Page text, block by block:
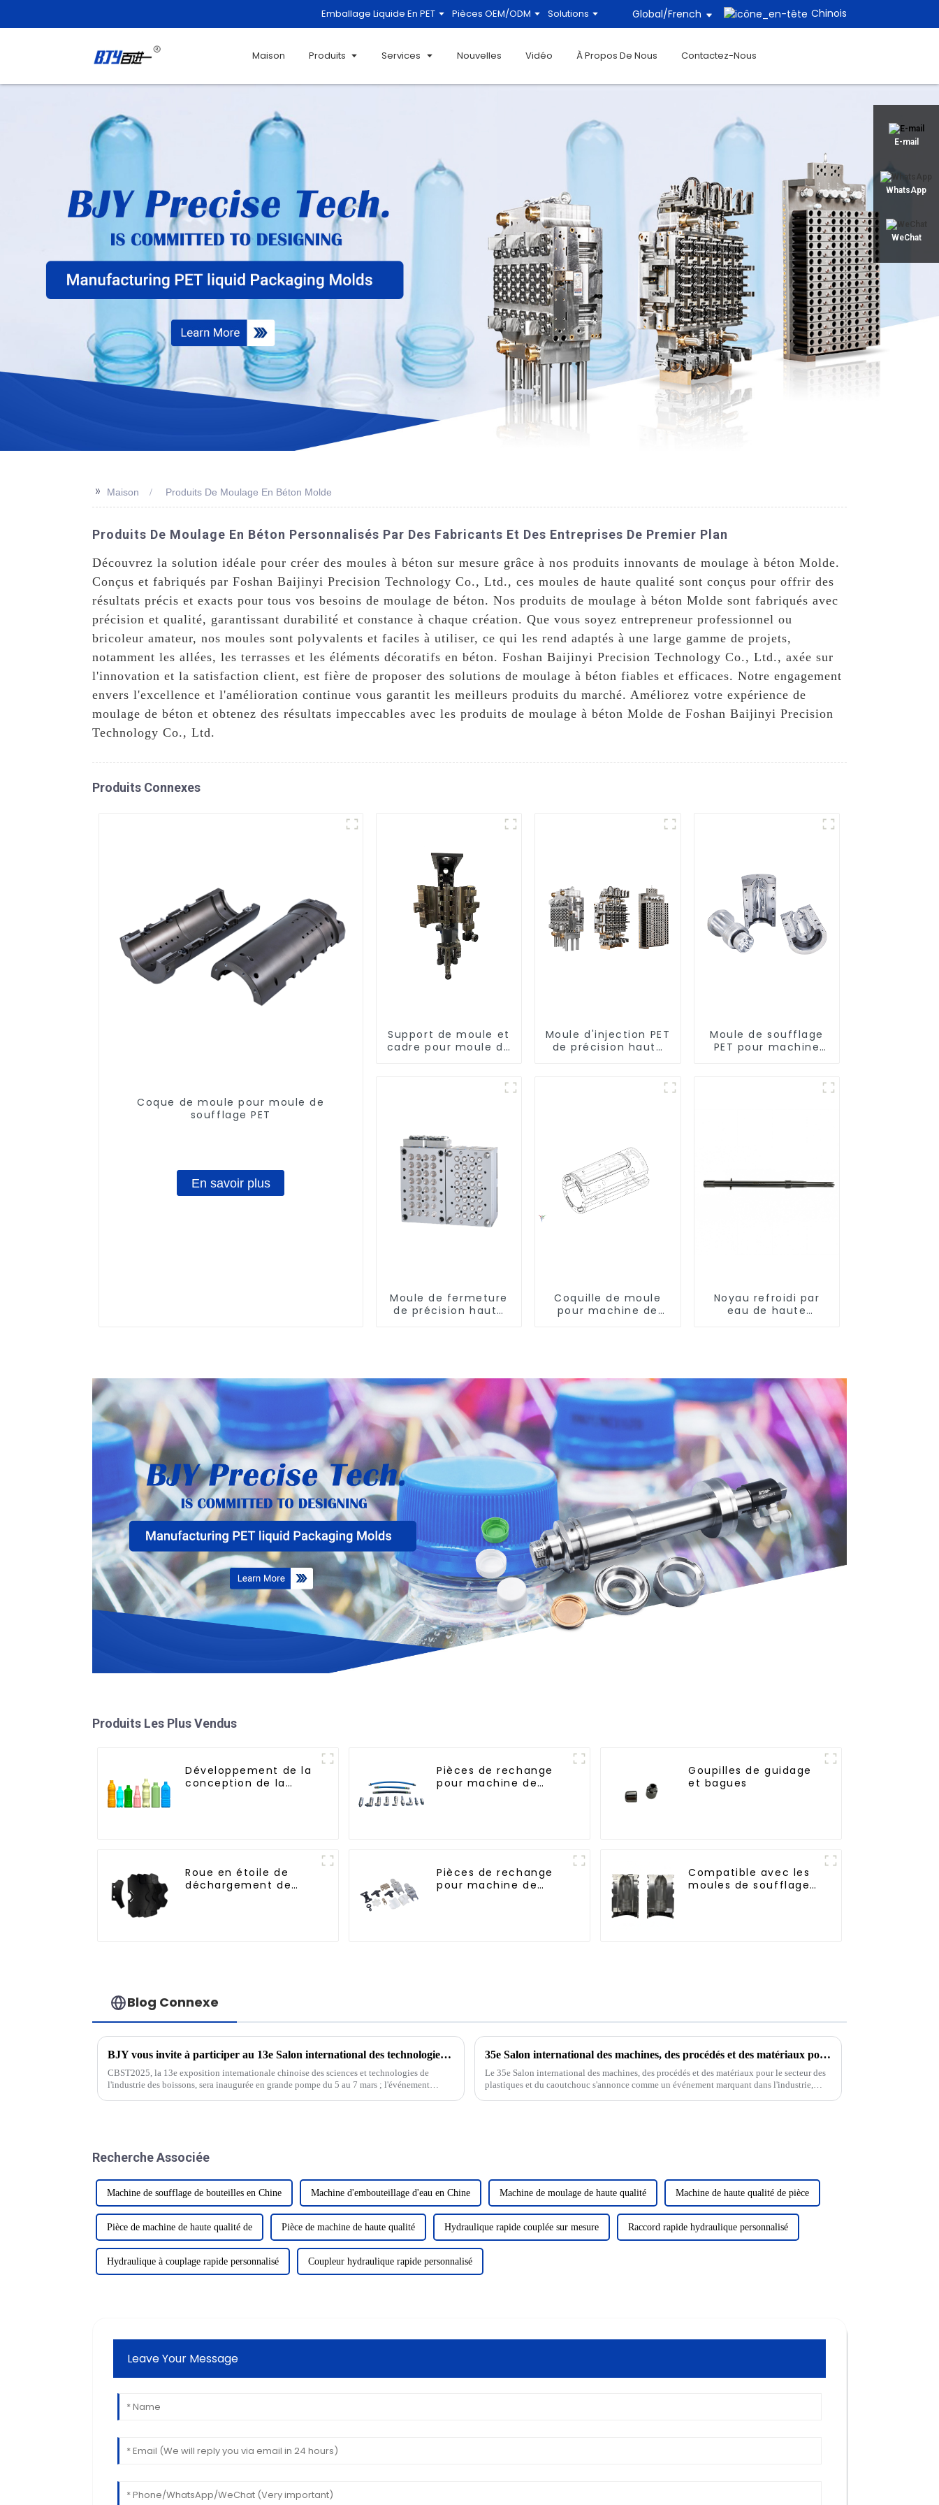
Emballage Liquide En PET Pièces OEM/ODM Solutions Global/French Chinois
Maison Produits Services Nouvelles Vidéo À Propos De Nous Contactez-Nous
E-mail
WhatsApp
WeChat
>> Maison Produits De Moulage En Béton Molde
Produits De Moulage En Béton Personnalisés Par Des Fabricants Et Des Entreprises De Premier Plan
Découvrez la solution idéale pour créer des moules à béton sur mesure grâce à nos produits innovants de moulage à béton Molde.
Conçus et fabriqués par Foshan Baijinyi Precision Technology Co., Ltd., ces moules de haute qualité sont conçus pour offrir des
résultats précis et exacts pour tous vos besoins de moulage de béton. Nos produits de moulage à béton Molde sont fabriqués avec
précision et qualité, garantissant durabilité et constance à chaque création. Que vous soyez entrepreneur professionnel ou
bricoleur amateur, nos moules sont polyvalents et faciles à utiliser, ce qui les rend adaptés à une large gamme de projets,
notamment les allées, les terrasses et les éléments décoratifs en béton. Foshan Baijinyi Precision Technology Co., Ltd., axée sur
l'innovation et la satisfaction client, est fière de proposer des solutions de moulage à béton fiables et efficaces. Notre engagement
envers l'excellence et l'amélioration continue vous garantit les meilleurs produits du marché. Améliorez votre expérience de
moulage de béton et obtenez des résultats impeccables avec les produits de moulage à béton Molde de Foshan Baijinyi Precision
Technology Co., Ltd.
Produits Connexes
Coque de moule pour moule de
soufflage PET
En savoir plus
Support de moule et
cadre pour moule de
Moule d'injection PET
de précision haute
Moule de soufflage
PET pour machine
Moule de fermeture
de précision haute
Coquille de moule
pour machine de
Noyau refroidi par
eau de haute
Produits Les Plus Vendus
Développement de la
conception de la
Pièces de rechange
pour machine de
Goupilles de guidage
et bagues
Roue en étoile de
déchargement de
Pièces de rechange
pour machine de
Compatible avec les
moules de soufflage
Blog Connexe
BJY vous invite à participer au 13e Salon international des technologies de l'industrie des boissons de Chine CBST2025 !
CBST2025, la 13e exposition internationale chinoise des sciences et technologies de
l'industrie des boissons, sera inaugurée en grande pompe du 5 au 7 mars ; l'événement
35e Salon international des machines, des procédés et des matériaux pour le plastique et le caoutchouc
Le 35e Salon international des machines, des procédés et des matériaux pour le secteur des
plastiques et du caoutchouc s'annonce comme un événement marquant dans l'industrie,
Recherche Associée
Machine de soufflage de bouteilles en Chine Machine d'embouteillage d'eau en Chine Machine de moulage de haute qualité Machine de haute qualité de pièce
Pièce de machine de haute qualité de Pièce de machine de haute qualité Hydraulique rapide couplée sur mesure Raccord rapide hydraulique personnalisé
Hydraulique à couplage rapide personnalisé Coupleur hydraulique rapide personnalisé
Leave Your Message